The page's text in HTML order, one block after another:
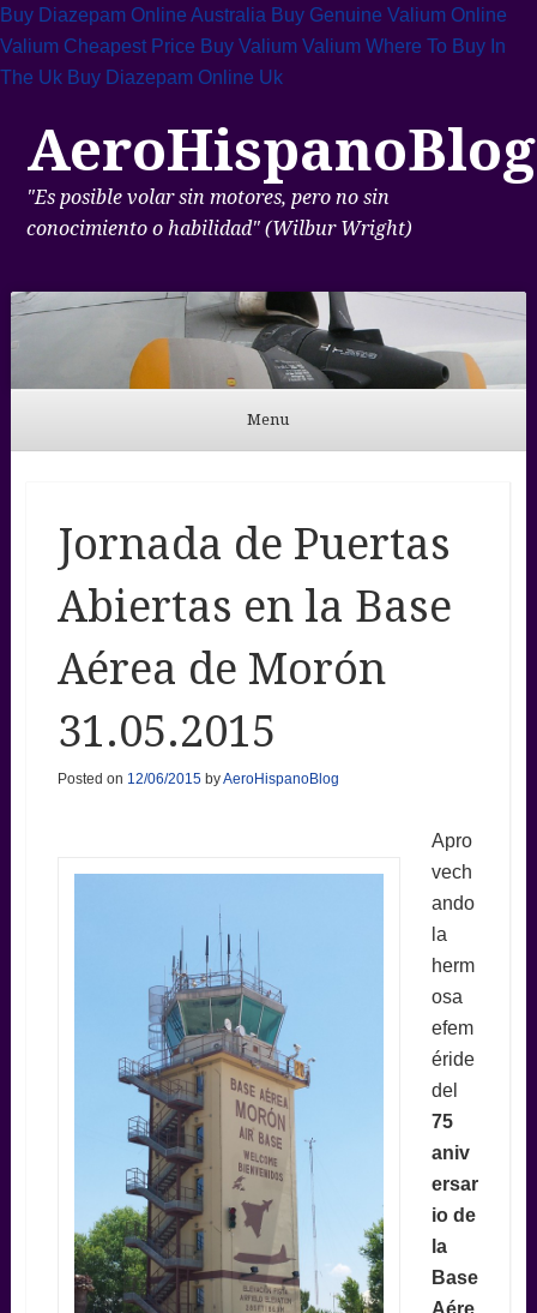
Buy Diazepam Online Australia Buy Genuine Valium Online
Valium Cheapest Price Buy Valium Valium Where To Buy In
The Uk Buy Diazepam Online Uk
AeroHispanoBlog
"Es posible volar sin motores, pero no sin
conocimiento o habilidad" (Wilbur Wright)
Menu
Jornada de Puertas
Abiertas en la Base
Aérea de Morón
31.05.2015
Posted on 12/06/2015byAeroHispanoBlog
Apro
vech
ando
la
herm
osa
efem
éride
del
75
aniv
ersar
io de
la
Base
Aére